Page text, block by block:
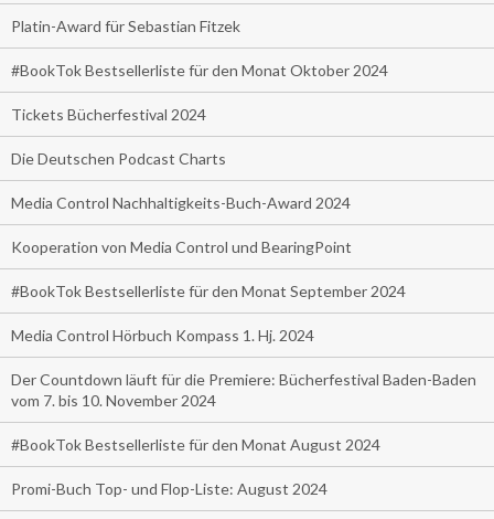
Platin-Award für Sebastian Fitzek
#BookTok Bestsellerliste für den Monat Oktober 2024
Tickets Bücherfestival 2024
Die Deutschen Podcast Charts
Media Control Nachhaltigkeits-Buch-Award 2024
Kooperation von Media Control und BearingPoint
#BookTok Bestsellerliste für den Monat September 2024
Media Control Hörbuch Kompass 1. Hj. 2024
Der Countdown läuft für die Premiere: Bücherfestival Baden-Baden
vom 7. bis 10. November 2024
#BookTok Bestsellerliste für den Monat August 2024
Promi-Buch Top- und Flop-Liste: August 2024